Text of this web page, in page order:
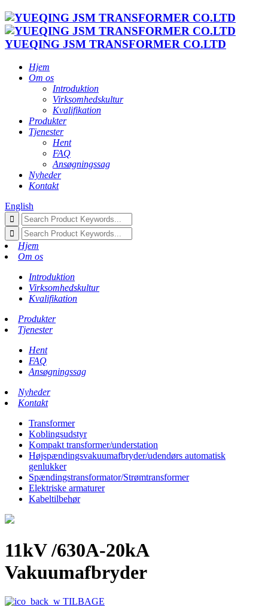
YUEQING JSM TRANSFORMER CO.LTD
Hjem
Om os
Introduktion
Virksomhedskultur
Kvalifikation
Produkter
Tjenester
Hent
FAQ
Ansøgningssag
Nyheder
Kontakt
English
Hjem
Om os
Introduktion
Virksomhedskultur
Kvalifikation
Produkter
Tjenester
Hent
FAQ
Ansøgningssag
Nyheder
Kontakt
Transformer
Koblingsudstyr
Kompakt transformer/understation
Højspændingsvakuumafbryder/udendørs automatisk
genlukker
Spændingstransformator/Strømtransformer
Elektriske armaturer
Kabeltilbehør
11kV /630A-20kA
Vakuumafbryder
TILBAGE